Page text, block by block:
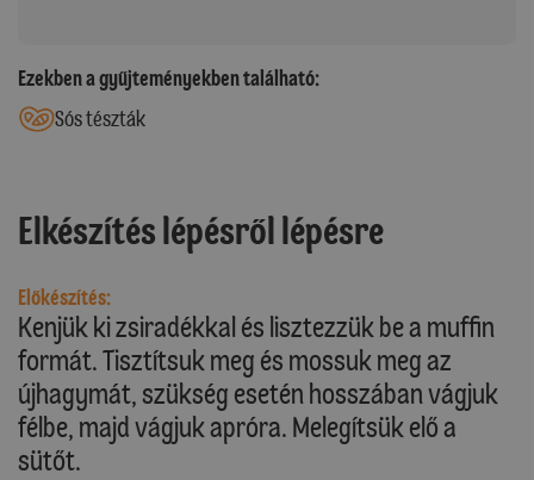
Ezekben a gyűjteményekben található:
Sós tészták
Elkészítés lépésről lépésre
Előkészítés:
Kenjük ki zsiradékkal és lisztezzük be a muffin
formát. Tisztítsuk meg és mossuk meg az
újhagymát, szükség esetén hosszában vágjuk
félbe, majd vágjuk apróra. Melegítsük elő a
sütőt.